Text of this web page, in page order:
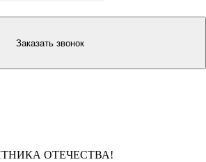
Заказать звонок
ОТЕЧЕСТВА!